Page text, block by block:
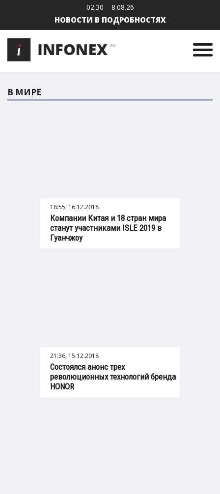
02:30 8.08.26
НОВОСТИ В ПОДРОБНОСТЯХ
В МИРЕ
18:55, 16.12.2018
Компании Китая и 18 стран мира
станут участниками ISLE 2019 в
Гуанчжоу
21:36, 15.12.2018
Состоялся анонс трех
революционных технологий бренда
HONOR